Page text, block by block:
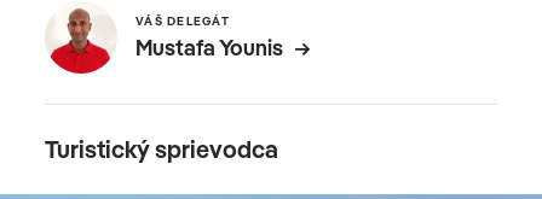
VÁŠ DELEGÁT
Mustafa Younis
Turistický sprievodca